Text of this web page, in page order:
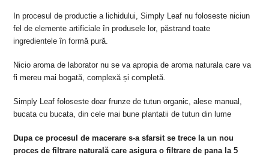
In procesul de productie a lichidului, Simply Leaf nu foloseste niciun
fel de elemente artificiale în produsele lor, păstrand toate
ingredientele în formă pură.
Nicio aroma de laborator nu se va apropia de aroma naturala care va
fi mereu mai bogată, complexă și completă.
Simply Leaf foloseste doar frunze de tutun organic, alese manual,
bucata cu bucata, din cele mai bune plantatii de tutun din lume
Dupa ce procesul de macerare s-a sfarsit se trece la un nou
proces de filtrare naturală care asigura o filtrare de pana la 5